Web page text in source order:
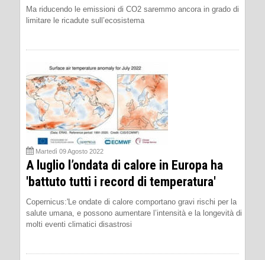
Ma riducendo le emissioni di CO2 saremmo ancora in grado di
limitare le ricadute sull’ecosistema
Martedì 09 Agosto 2022
A luglio l’ondata di calore in Europa ha
'battuto tutti i record di temperatura'
Copernicus:'Le ondate di calore comportano gravi rischi per la
salute umana, e possono aumentare l’intensità e la longevità di
molti eventi climatici disastrosi